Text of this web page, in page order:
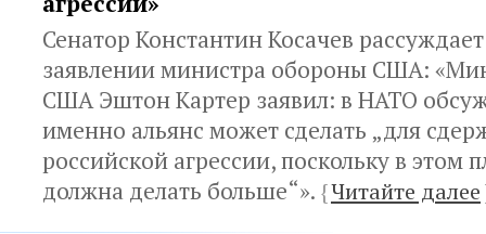
Сенатор Константин Косачев
заявлении министра обороны США:
США Эштон Картер заявил: в НАТО
именно альянс может сделать „для
российской агрессии, поскольку в этом
должна делать больше“». {Читайте далее